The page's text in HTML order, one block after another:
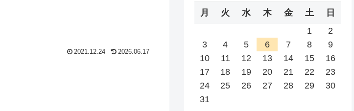
2021.12.24 2026.06.17
月
火 水 木 金 土
日
1
2
3
4 5 6 7 8
9
10
11 12 13 14 15
16
17
18 19 20 21 22
23
24
25 26 27 28 29
30
31